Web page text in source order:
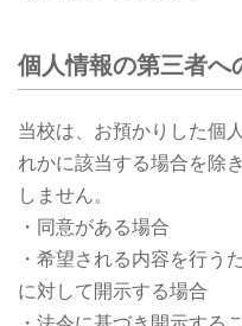
個人情報の第三者
当校は、お預かりした個
れかに該当する場合を除
しません。
・同意がある場合
・希望される内容を行う
に対して開示する場合